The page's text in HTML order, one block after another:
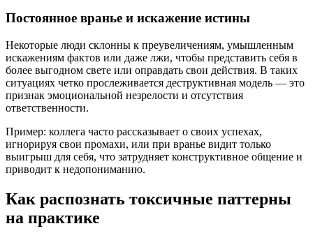
Постоянное вранье и искажение истины
Некоторые люди склонны к преувеличениям, умышленным
искажениям фактов или даже лжи, чтобы представить себя в
более выгодном свете или оправдать свои действия. В таких
ситуациях четко прослеживается деструктивная модель — это
признак эмоциональной незрелости и отсутствия
ответственности.
Пример: коллега часто рассказывает о своих успехах,
игнорируя свои промахи, или при вранье видит только
выигрыш для себя, что затрудняет конструктивное общение и
приводит к недопониманию.
Как распознать токсичные паттерны
на практике